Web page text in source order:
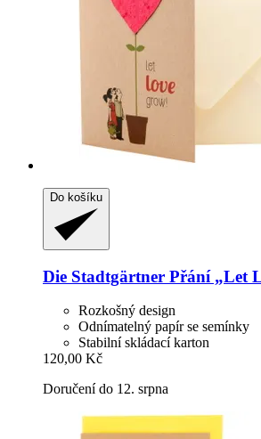
Do košíku
Die Stadtgärtner Přání „Let
Rozkošný design
Odnímatelný papír se semínky
Stabilní skládací karton
120,00 Kč
Doručení do 12. srpna